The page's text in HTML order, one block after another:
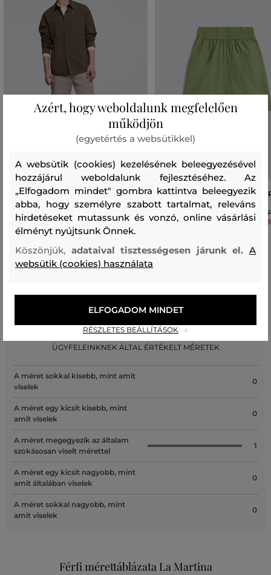
RÖVIDNADRÁG ASPESI BERMUDA
REGOLARE
79 990 Ft
55 990 Ft
Elérhető méretek:
52, 54
RÖVIDNADRÁG ASPESI MOD.
S,
ÜGYFELEINKNEK ÁLTAL ÉRTÉKELT MÉRETEK
A méret sokkal kisebb, mint amit
viselek
0
A méret egy kicsit kisebb, mint
amit viselek
0
A méret megegyezik az általam
szokásosan viselt mérettel
1
A méret egy kicsit nagyobb, mint
amit általában viselek
0
A méret sokkal nagyobb, mint
amit viselek
0
Férfi mérettáblázata La Martina
Azért, hogy weboldalunk megfelelően
működjön
(egyetértés a websütikkel)
A websütik (cookies) kezelésének beleegyezésével
hozzájárul weboldalunk fejlesztéséhez. Az
„Elfogadom mindet" gombra kattintva beleegyezik
abba, hogy személyre szabott tartalmat, releváns
hirdetéseket mutassunk és vonzó, online vásárlási
élményt nyújtsunk Önnek.
Köszönjük, adataival tisztességesen járunk el.A
websütik (cookies) használata
RÉSZLETES BEÁLLÍTÁSOK
ELFOGADOM MINDET